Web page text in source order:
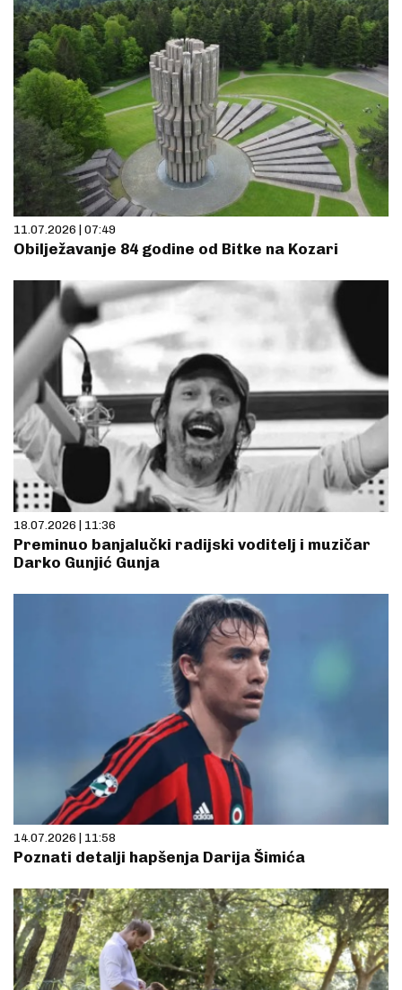
11.07.2026 | 07:49
Obilježavanje 84 godine od Bitke na Kozari
18.07.2026 | 11:36
Preminuo banjalučki radijski voditelj i muzičar
Darko Gunjić Gunja
14.07.2026 | 11:58
Poznati detalji hapšenja Darija Šimića